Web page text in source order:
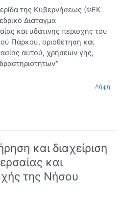
της Κυβερνήσεως (ΦΕΚ
Διάταγμα
και υδάτινης περιοχής του
Πάρκου, οριοθέτηση και
αυτού, χρήσεων γης,
Λήψη
και διαχείριση
και
της Νήσου